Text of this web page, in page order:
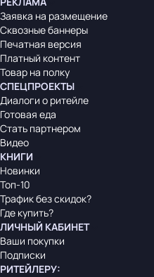
Заявка на размещение
Сквозные баннеры
Печатная версия
Платный контент
Товар на полку
СПЕЦПРОЕКТЫ
Диалоги о ритейле
Готовая еда
Стать партнером
Видео
КНИГИ
Новинки
Топ-10
Трафик без скидок?
Где купить?
ЛИЧНЫЙ КАБИНЕТ
Ваши покупки
Подписки
РИТЕЙЛЕРУ: